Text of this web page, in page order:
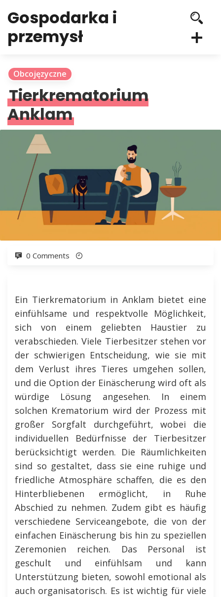
Gospodarka i
przemysł
Obcojęzyczne
Tierkrematorium
Anklam
0 Comments
Ein Tierkrematorium in Anklam bietet eine
einfühlsame und respektvolle Möglichkeit,
sich von einem geliebten Haustier zu
verabschieden. Viele Tierbesitzer stehen vor
der schwierigen Entscheidung, wie sie mit
dem Verlust ihres Tieres umgehen sollen,
und die Option der Einäscherung wird oft als
würdige Lösung angesehen. In einem
solchen Krematorium wird der Prozess mit
großer Sorgfalt durchgeführt, wobei die
individuellen Bedürfnisse der Tierbesitzer
berücksichtigt werden. Die Räumlichkeiten
sind so gestaltet, dass sie eine ruhige und
friedliche Atmosphäre schaffen, die es den
Hinterbliebenen ermöglicht, in Ruhe
Abschied zu nehmen. Zudem gibt es häufig
verschiedene Serviceangebote, die von der
einfachen Einäscherung bis hin zu speziellen
Zeremonien reichen. Das Personal ist
geschult und einfühlsam und kann
Unterstützung bieten, sowohl emotional als
auch organisatorisch. Es ist wichtig für viele